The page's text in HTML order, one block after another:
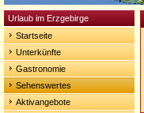
Urlaub im Erzgebirge
Startseite
Unterkünfte
Gastronomie
Sehenswertes
Aktivangebote